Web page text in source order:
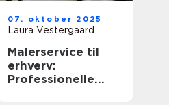
07. oktober 2025
Laura Vestergaard
Malerservice til
erhverv:
Professionelle